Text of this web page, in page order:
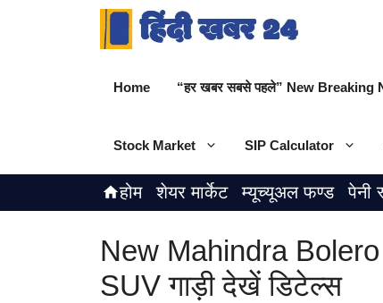
Home “हर खबर सबसे पहले” New
Stock Market SIP Calculator
होम शेयर मार्केट म्यूच्यूअल फण्ड पेनी
New Mahindra
SUV गाड़ी देखें डिटेल्स